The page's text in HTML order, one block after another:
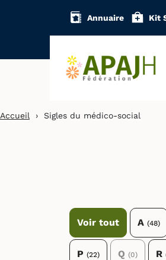
Annuaire Kit
Accueil › Sigles du médico-social
Voir tout A (48)
P (22) Q (0) R